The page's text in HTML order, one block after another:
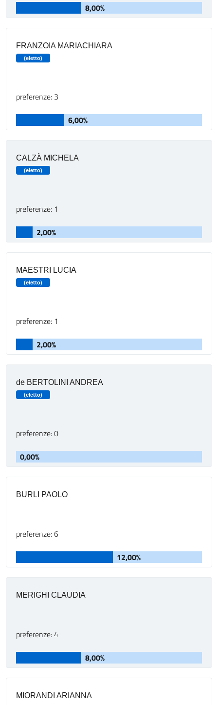
8,00%
FRANZOIA MARIACHIARA
(eletto)
preferenze: 3
6,00%
CALZÀ MICHELA
(eletto)
preferenze: 1
2,00%
MAESTRI LUCIA
(eletto)
preferenze: 1
2,00%
de BERTOLINI ANDREA
(eletto)
preferenze: 0
0,00%
BURLI PAOLO
preferenze: 6
12,00%
MERIGHI CLAUDIA
preferenze: 4
8,00%
MIORANDI ARIANNA